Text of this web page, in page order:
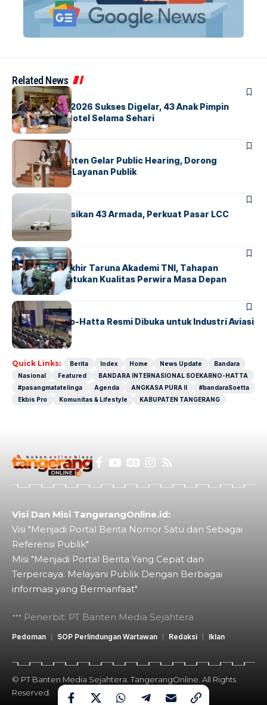
Related News
BERITAINDEX
GM For A Day 2026 Sukses Digelar, 43 Anak Pimpin
Operasional Hotel Selama Sehari
BANDARABERITA
Karantina Banten Gelar Public Hearing, Dorong
Transparansi Layanan Publik
BANDARA
Citilink Operasikan 43 Armada, Perkuat Pasar LCC
Nasional
BERITA
Sidang Pantukhir Taruna Akademi TNI, Tahapan
Strategis Tentukan Kualitas Perwira Masa Depan
BANDARA BERITA
IALC Soekarno-Hatta Resmi Dibuka untuk Industri Aviasi
Dunia
Quick Links: Berita Index Home News Update
Bandara
Nasional
Featured
BANDARA INTERNASIONAL SOEKARNO-HATTA
#pasangmatatelinga
Agenda ANGKASA PURA II
#bandaraSoetta
Ekbis Pro
Komunitas & Lifestyle KABUPATEN TANGERANG
Visi Dan Misi TangerangOnline.id:
Visi "Menjadi Portal Berita Nomor Satu dan Sebagai
Referensi Publik"
Misi "Menjadi Portal Berita Yang Cepat dan
Terpercaya. Melayani Publik Dengan Berbagai
informasi yang Bermanfaat"
Penerbit: PT Banten Media Sejahtera
Pedoman SOP Perlindungan Wartawan Redaksi Iklan
© PT Banten Media Sejahtera. TangerangOnline. All Rights
Reserved.